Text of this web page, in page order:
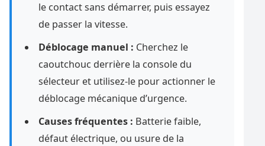
le contact sans démarrer, puis essayez
de passer la vitesse.
Déblocage manuel : Cherchez le
caoutchouc derrière la console du
sélecteur et utilisez-le pour actionner le
déblocage mécanique d’urgence.
Causes fréquentes : Batterie faible,
défaut électrique, ou usure de la